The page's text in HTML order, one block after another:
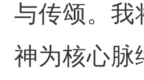
与传颂。我
神为核心脉